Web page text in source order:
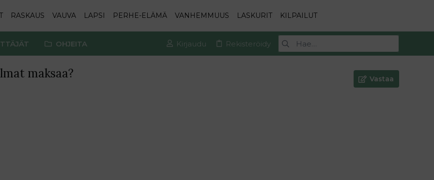
RASKAUS VAUVA LAPSI PERHE-ELÄMÄ VANHEMMUUS LASKURIT KILPAILUT
OHJEITA Kirjaudu Rekisteröidy
maksaa? Vastaa